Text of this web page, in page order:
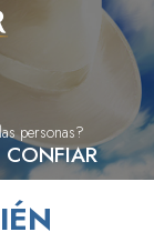
personas?
CONFIAR